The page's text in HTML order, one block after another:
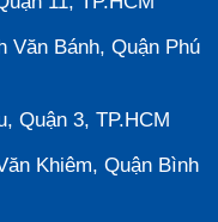
Văn Bánh, Quận Phú
Quận 3, TP.HCM
Khiêm, Quận Bình